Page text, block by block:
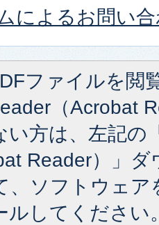
によるお問い
ファイルを閲
（Acrobat
い方は、左記の
Reader）」
、ソフトウェア
ルしてください